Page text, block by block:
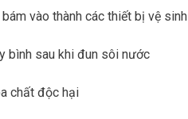
vào thành các thiết bị vệ sinh
bình sau khi đun sôi nước
chất độc hại